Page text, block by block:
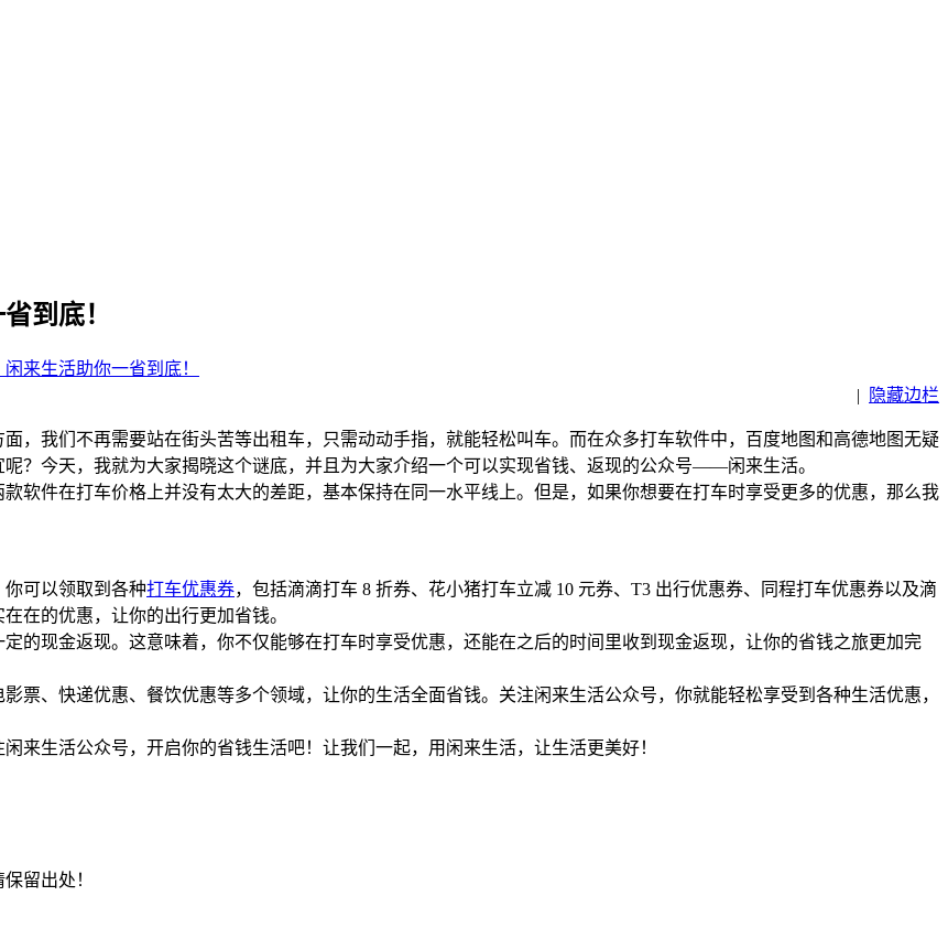
到底！
来生活助你一省到底！
| 隐藏边栏
，我们不再需要站在街头苦等出租车，只需动动手指，就能轻松叫车。而在众多打车软件中，百度地图和高德地图无疑
？今天，我就为大家揭晓这个谜底，并且为大家介绍一个可以实现省钱、返现的公众号——闲来生活。
软件在打车价格上并没有太大的差距，基本保持在同一水平线上。但是，如果你想要在打车时享受更多的优惠，那么我
可以领取到各种打车优惠券，包括滴滴打车 8 折券、花小猪打车立减 10 元券、T3 出行优惠券、同程打车优惠券以及滴
在的优惠，让你的出行更加省钱。
的现金返现。这意味着，你不仅能够在打车时享受优惠，还能在之后的时间里收到现金返现，让你的省钱之旅更加完
票、快递优惠、餐饮优惠等多个领域，让你的生活全面省钱。关注闲来生活公众号，你就能轻松享受到各种生活优惠，
来生活公众号，开启你的省钱生活吧！让我们一起，用闲来生活，让生活更美好！
留出处！